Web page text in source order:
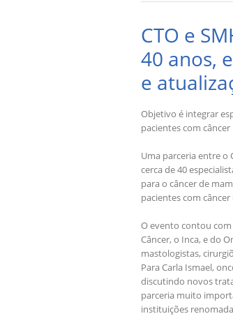
CTO e
40 anos,
e
Objetivo é integrar
pacientes com câncer
Uma parceria entre o
cerca de 40
para o câncer de
pacientes com
O evento contou
Câncer, o Inca, e do
mastologistas,
Para Carla Ismael,
discutindo novos
parceria muito
instituições